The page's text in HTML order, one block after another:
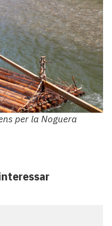
per la Noguera